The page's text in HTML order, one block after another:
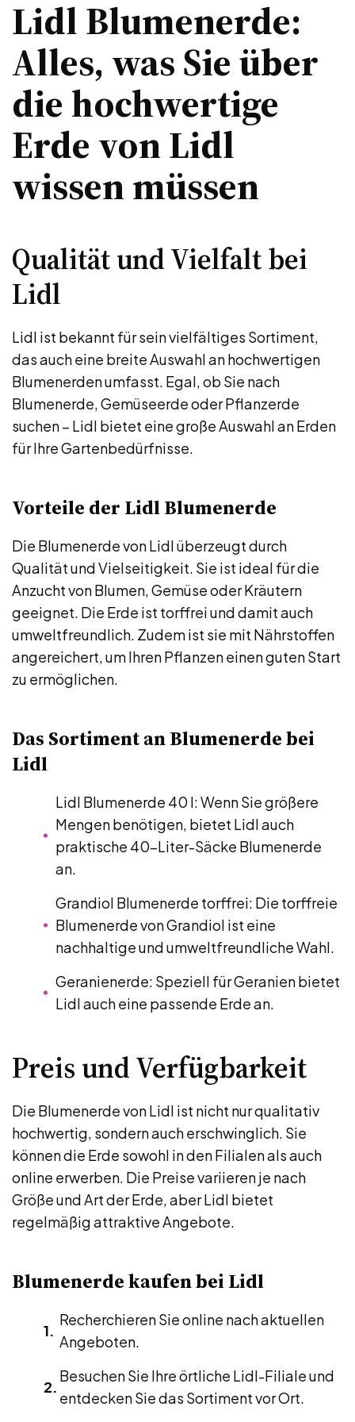
Lidl Blumenerde:
Alles, was Sie über
die hochwertige
Erde von Lidl
wissen müssen
Qualität und Vielfalt bei
Lidl
Lidl ist bekannt für sein vielfältiges Sortiment,
das auch eine breite Auswahl an hochwertigen
Blumenerden umfasst. Egal, ob Sie nach
Blumenerde, Gemüseerde oder Pflanzerde
suchen – Lidl bietet eine große Auswahl an Erden
für Ihre Gartenbedürfnisse.
Vorteile der Lidl Blumenerde
Die Blumenerde von Lidl überzeugt durch
Qualität und Vielseitigkeit. Sie ist ideal für die
Anzucht von Blumen, Gemüse oder Kräutern
geeignet. Die Erde ist torffrei und damit auch
umweltfreundlich. Zudem ist sie mit Nährstoffen
angereichert, um Ihren Pflanzen einen guten Start
zu ermöglichen.
Das Sortiment an Blumenerde bei
Lidl
Lidl Blumenerde 40 l: Wenn Sie größere
Mengen benötigen, bietet Lidl auch
praktische 40-Liter-Säcke Blumenerde
an.
Grandiol Blumenerde torffrei: Die torffreie
Blumenerde von Grandiol ist eine
nachhaltige und umweltfreundliche Wahl.
Geranienerde: Speziell für Geranien bietet
Lidl auch eine passende Erde an.
Preis und Verfügbarkeit
Die Blumenerde von Lidl ist nicht nur qualitativ
hochwertig, sondern auch erschwinglich. Sie
können die Erde sowohl in den Filialen als auch
online erwerben. Die Preise variieren je nach
Größe und Art der Erde, aber Lidl bietet
regelmäßig attraktive Angebote.
Blumenerde kaufen bei Lidl
Recherchieren Sie online nach aktuellen
Angeboten.
Besuchen Sie Ihre örtliche Lidl-Filiale und
entdecken Sie das Sortiment vor Ort.